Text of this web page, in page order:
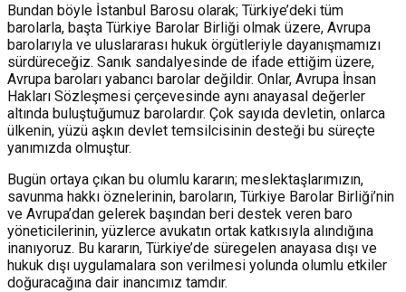
Bundan böyle İstanbul Barosu olarak; Türkiye’deki tüm
barolarla, başta Türkiye Barolar Birliği olmak üzere, Avrupa
barolarıyla ve uluslararası hukuk örgütleriyle dayanışmamızı
sürdüreceğiz. Sanık sandalyesinde de ifade ettiğim üzere,
Avrupa baroları yabancı barolar değildir. Onlar, Avrupa İnsan
Hakları Sözleşmesi çerçevesinde aynı anayasal değerler
altında buluştuğumuz barolardır. Çok sayıda devletin, onlarca
ülkenin, yüzü aşkın devlet temsilcisinin desteği bu süreçte
yanımızda olmuştur.
Bugün ortaya çıkan bu olumlu kararın; meslektaşlarımızın,
savunma hakkı öznelerinin, baroların, Türkiye Barolar Birliği’nin
ve Avrupa’dan gelerek başından beri destek veren baro
yöneticilerinin, yüzlerce avukatın ortak katkısıyla alındığına
inanıyoruz. Bu kararın, Türkiye’de süregelen anayasa dışı ve
hukuk dışı uygulamalara son verilmesi yolunda olumlu etkiler
doğuracağına dair inancımız tamdır.